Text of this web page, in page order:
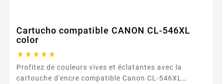
Cartucho compatible CANON CL-546XL
color
    
Profitez de couleurs vives et éclatantes avec la
cartouche d'encre compatible Canon CL-546XL